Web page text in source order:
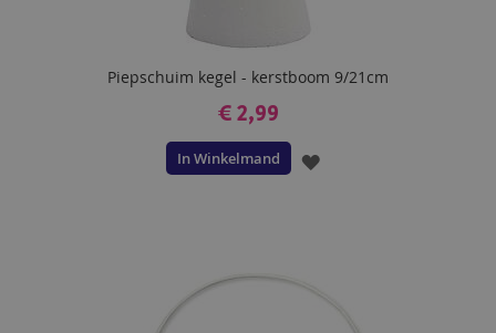
Piepschuim kegel - kerstboom 9/21cm
€ 2,99
In Winkelmand
VOEG